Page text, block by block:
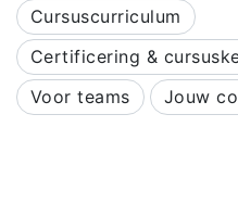
Cursuscurriculum
Certificering &
Voor teams
Jouw